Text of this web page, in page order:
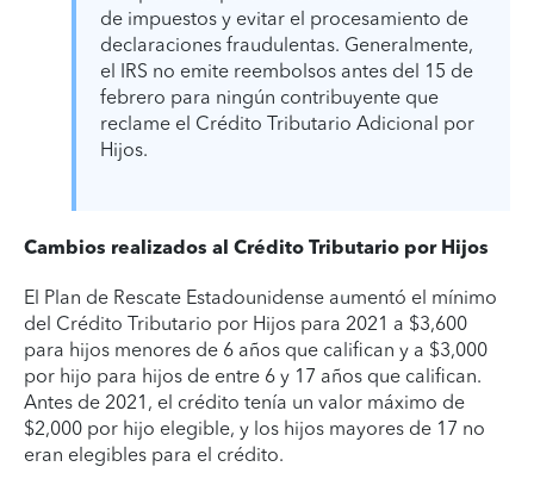
de impuestos y evitar el procesamiento de
declaraciones fraudulentas. Generalmente,
el IRS no emite reembolsos antes del 15 de
febrero para ningún contribuyente que
reclame el Crédito Tributario Adicional por
Hijos.
Cambios realizados al Crédito Tributario por Hijos
El Plan de Rescate Estadounidense aumentó el mínimo
del Crédito Tributario por Hijos para 2021 a $3,600
para hijos menores de 6 años que califican y a $3,000
por hijo para hijos de entre 6 y 17 años que califican.
Antes de 2021, el crédito tenía un valor máximo de
$2,000 por hijo elegible, y los hijos mayores de 17 no
eran elegibles para el crédito.